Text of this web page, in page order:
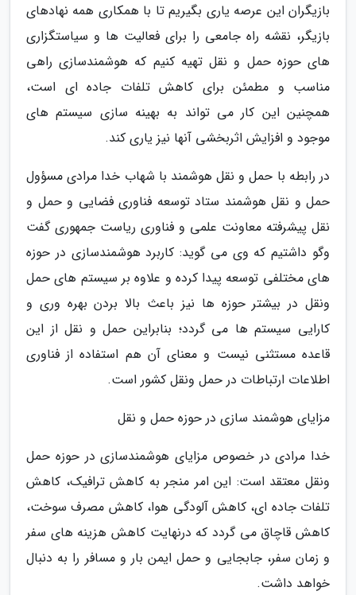
بازیگران این عرصه یاری بگیریم تا با همکاری همه نهادهای
بازیگر، نقشه راه جامعی را برای فعالیت ها و سیاستگزاری
های حوزه حمل و نقل تهیه کنیم که هوشمندسازی راهی
مناسب و مطمئن برای کاهش تلفات جاده ای است،
همچنین این کار می تواند به بهینه سازی سیستم های
موجود و افزایش اثربخشی آنها نیز یاری کند.
در رابطه با حمل و نقل هوشمند با شهاب خدا مرادی مسؤول
حمل و نقل هوشمند ستاد توسعه فناوری فضایی و حمل و
نقل پیشرفته معاونت علمی و فناوری ریاست جمهوری گفت
وگو داشتیم که وی می گوید: کاربرد هوشمندسازی در حوزه
های مختلفی توسعه پیدا کرده و علاوه بر سیستم های حمل
ونقل در بیشتر حوزه ها نیز باعث بالا بردن بهره وری و
کارایی سیستم ها می گردد؛ بنابراین حمل و نقل از این
قاعده مستثنی نیست و معنای آن هم استفاده از فناوری
اطلاعات ارتباطات در حمل ونقل کشور است.
مزایای هوشمند سازی در حوزه حمل و نقل
خدا مرادی در خصوص مزایای هوشمندسازی در حوزه حمل
ونقل معتقد است: این امر منجر به کاهش ترافیک، کاهش
تلفات جاده ای، کاهش آلودگی هوا، کاهش مصرف سوخت،
کاهش قاچاق می گردد که درنهایت کاهش هزینه های سفر
و زمان سفر، جابجایی و حمل ایمن بار و مسافر را به دنبال
خواهد داشت.